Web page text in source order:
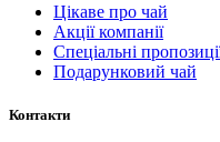
Цікаве про чай
Акції компанії
Спеціальні
Подарунковий чай
Контакти